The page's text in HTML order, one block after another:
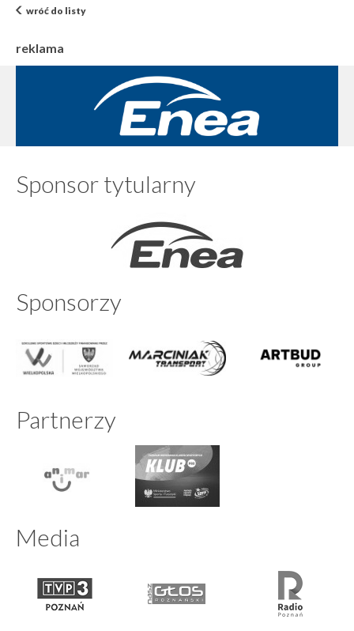
wróć do listy
reklama
Sponsor tytularny
Sponsorzy
Partnerzy
Media